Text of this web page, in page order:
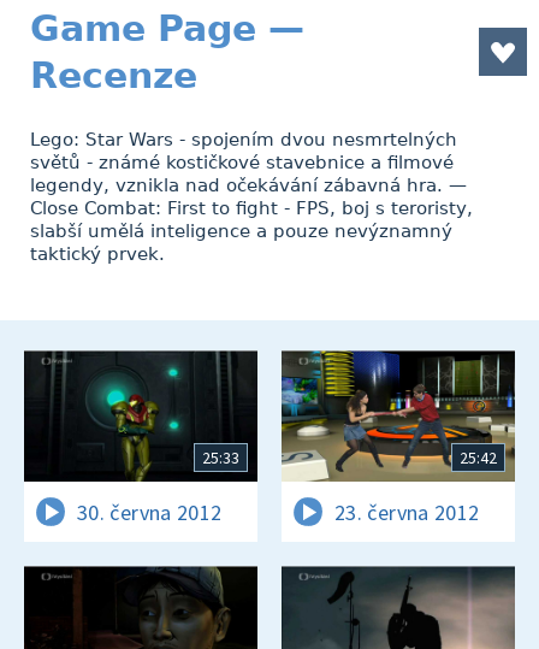
Game Page —
Recenze
Lego: Star Wars - spojením dvou nesmrtelných
světů - známé kostičkové stavebnice a filmové
legendy, vznikla nad očekávání zábavná hra. —
Close Combat: First to fight - FPS, boj s teroristy,
slabší umělá inteligence a pouze nevýznamný
taktický prvek.
25:33
30. června 2012
25:42
23. června 2012